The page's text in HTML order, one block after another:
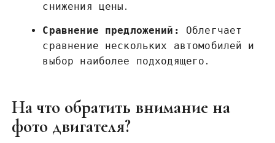
снижения цены․
Сравнение предложений:
Облегчает
сравнение нескольких автомобилей и
выбор наиболее подходящего․
На что обратить внимание на
фото двигателя?